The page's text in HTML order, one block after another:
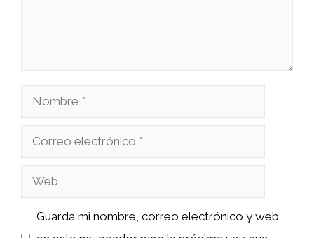
Nombre
Correo
Web
Guarda mi nombre, correo electrónico y web